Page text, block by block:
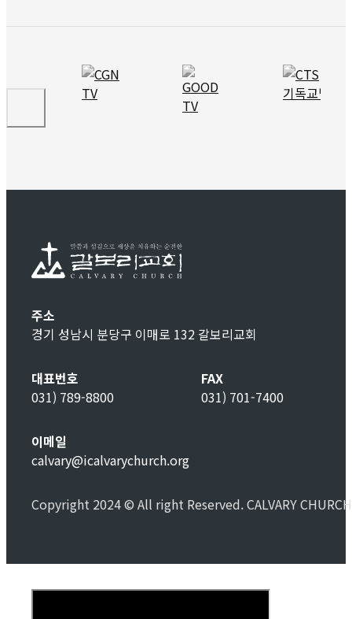
주소
경기 성남시 분당구 이매로 132 갈보리교회
대표번호
031) 789-8800
FAX
031) 701-7400
이메일
calvary@icalvarychurch.org
Copyright 2024 © All right Reserved. CALVARY CHURCH